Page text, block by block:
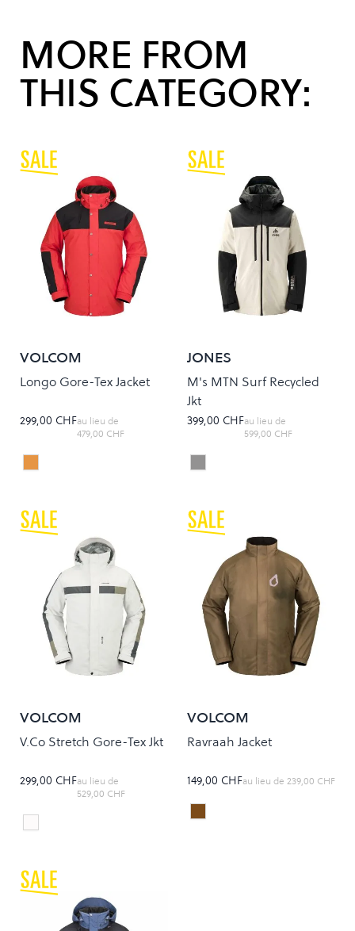
MORE FROM
THIS CATEGORY:
VOLCOM
Longo Gore-Tex Jacket
299,00 CHFau lieu de
479,00 CHF
Colour
Orange Shock
JONES
M's MTN Surf Recycled
Jkt
399,00 CHFau lieu de
599,00 CHF
Colour
MINERAL/GRAY
VOLCOM
V.Co Stretch Gore-Tex Jkt
299,00 CHFau lieu de
529,00 CHF
Colour
ICE
VOLCOM
Ravraah Jacket
149,00 CHFau lieu de 239,00 CHF
Colour
WATER TEAK